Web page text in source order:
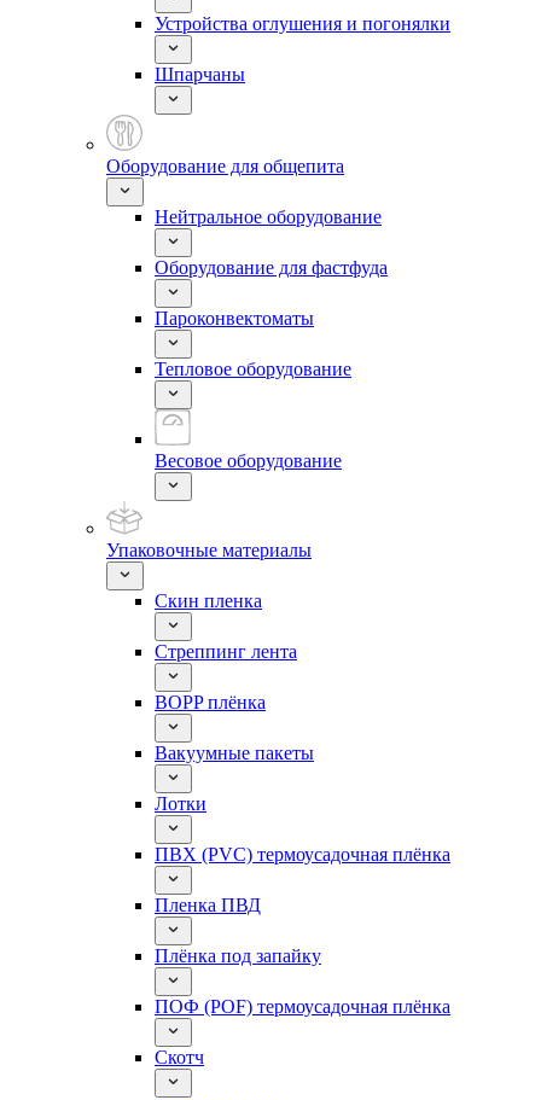
Устройства оглушения и погонялки
Шпарчаны
Оборудование для общепита
Нейтральное оборудование
Оборудование для фастфуда
Пароконвектоматы
Тепловое оборудование
Весовое оборудование
Упаковочные материалы
Скин пленка
Стреппинг лента
BOPP плёнка
Вакуумные пакеты
Лотки
ПВХ (PVC) термоусадочная плёнка
Пленка ПВД
Плёнка под запайку
ПОФ (POF) термоусадочная плёнка
Скотч